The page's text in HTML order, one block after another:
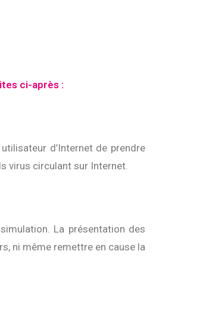
ci-après :
d’Internet de prendre
virus circulant sur Internet.
La présentation des
ni même remettre en cause la